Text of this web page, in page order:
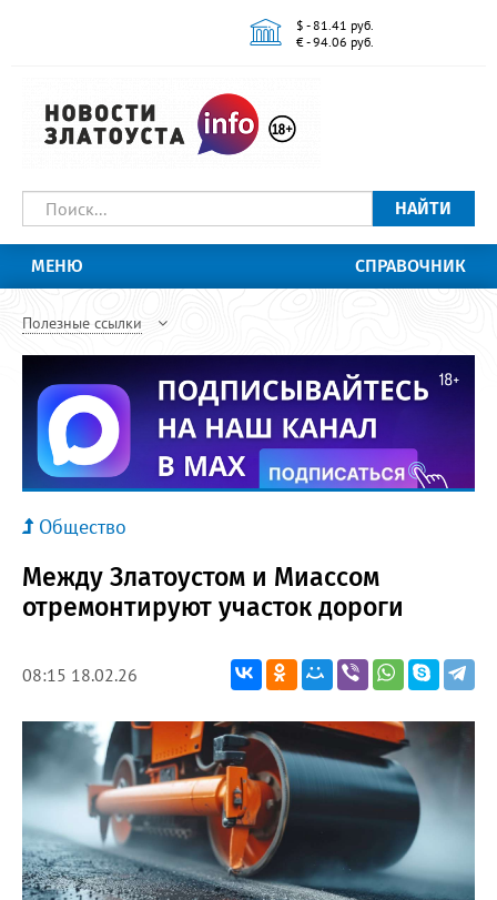
$ - 81.41 руб.
€ - 94.06 руб.
НАЙТИ
МЕНЮ СПРАВОЧНИК
Полезные ссылки
Общество
Между Златоустом и Миассом
отремонтируют участок дороги
08:15 18.02.26